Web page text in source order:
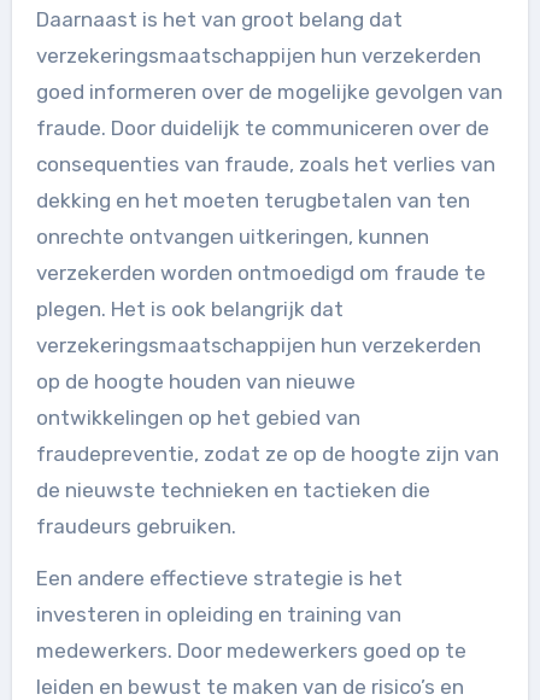
Daarnaast is het van groot belang dat
verzekeringsmaatschappijen hun verzekerden
goed informeren over de mogelijke gevolgen van
fraude. Door duidelijk te communiceren over de
consequenties van fraude, zoals het verlies van
dekking en het moeten terugbetalen van ten
onrechte ontvangen uitkeringen, kunnen
verzekerden worden ontmoedigd om fraude te
plegen. Het is ook belangrijk dat
verzekeringsmaatschappijen hun verzekerden
op de hoogte houden van nieuwe
ontwikkelingen op het gebied van
fraudepreventie, zodat ze op de hoogte zijn van
de nieuwste technieken en tactieken die
fraudeurs gebruiken.
Een andere effectieve strategie is het
investeren in opleiding en training van
medewerkers. Door medewerkers goed op te
leiden en bewust te maken van de risico’s en